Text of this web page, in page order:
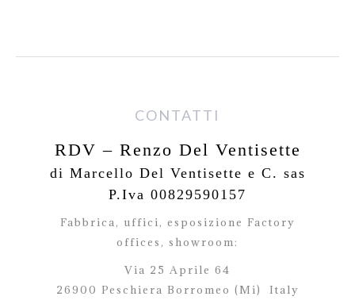
CONTATTI
RDV – Renzo Del Ventisette
di Marcello Del Ventisette e C. sas
P.Iva 00829590157
Fabbrica, uffici, esposizione Factory
offices, showroom:
Via 25 Aprile 64
26900 Peschiera Borromeo (Mi)
Italy